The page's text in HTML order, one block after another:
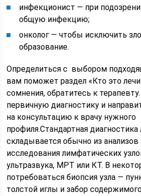
инфекционист — при
общую инфекцию;
онколог — чтобы исключить
образование.
Определиться с выбором
вам поможет раздел «Кто это
сомнения, обратитесь к
первичную диагностику и
на консультацию к врачу нужного
профиля.Стандартная
складывается обычно из
исследования лимфатических
ультразвука, МРТ или КТ. В
потребоваться биопсия узла —
толстой иглы и забор